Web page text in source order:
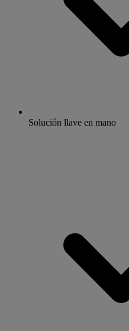
Solución llave en mano